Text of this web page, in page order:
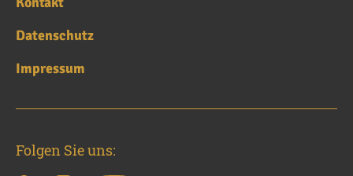
Datenschutz
Impressum
Folgen Sie uns: